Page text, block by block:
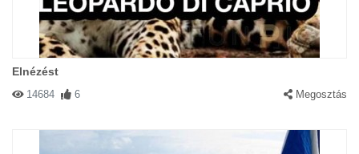
Elnézést
14684 6 Megosztás